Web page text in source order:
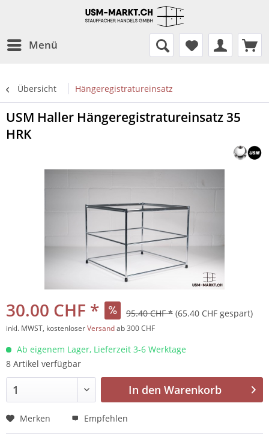
Menü
Übersicht Hängeregistratureinsatz
USM Haller Hängeregistratureinsatz 35
HRK
30.00 CHF * 95.40 CHF * (65.40 CHF gespart)
inkl. MWST, kostenloserVersandab 300 CHF
Ab eigenem Lager, Lieferzeit 3-6 Werktage
8 Artikel verfügbar
In den Warenkorb
Merken Empfehlen